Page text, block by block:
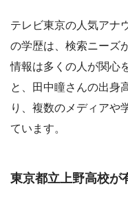
テレビ東京の人気アナ
の学歴は、検索ニーズ
情報は多くの人が関心
と、田中瞳さんの出身
り、複数のメディアや
ています。
東京都立上野高校が